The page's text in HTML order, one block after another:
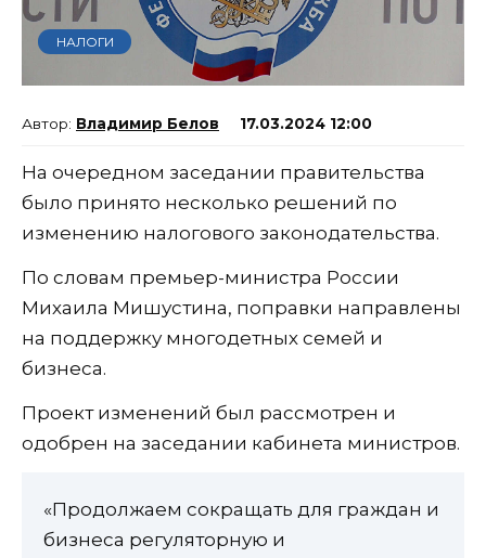
НАЛОГИ
Владимир Белов 17.03.2024 12:00
На очередном заседании правительства
было принято несколько решений по
изменению налогового законодательства.
По словам премьер-министра России
Михаила Мишустина, поправки направлены
на поддержку многодетных семей и
бизнеса.
Проект изменений был рассмотрен и
одобрен на заседании кабинета министров.
«Продолжаем сокращать для граждан и
бизнеса регуляторную и